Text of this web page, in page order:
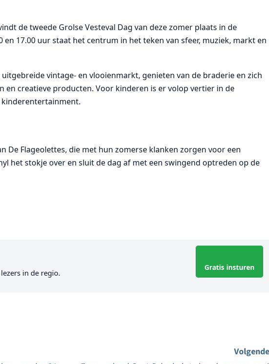
de tweede Grolse Vesteval Dag van deze zomer plaats in de
en 17.00 uur staat het centrum in het teken van sfeer, muziek, markt en
vintage- en vlooienmarkt, genieten van de braderie en zich
en creatieve producten. Voor kinderen is er volop vertier in de
kinderentertainment.
De Flageolettes, die met hun zomerse klanken zorgen voor een
het stokje over en sluit de dag af met een swingend optreden op de
in de regio.
Gratis insturen